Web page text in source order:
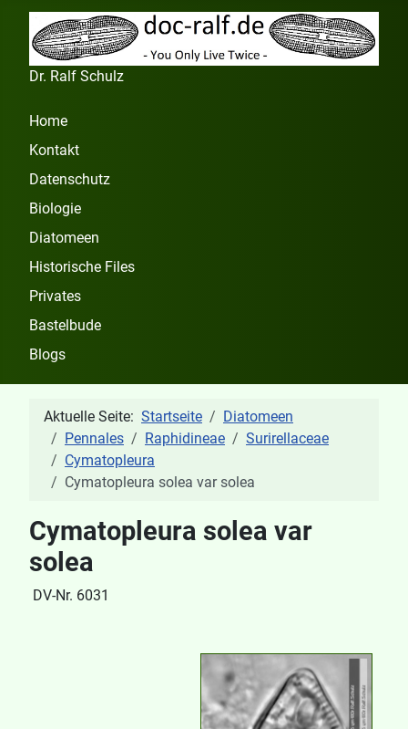
Dr. Ralf Schulz
Home
Kontakt
Datenschutz
Biologie
Diatomeen
Historische Files
Privates
Bastelbude
Blogs
Aktuelle Seite: Startseite
Diatomeen
Pennales
Raphidineae
Surirellaceae
Cymatopleura
Cymatopleura solea var solea
Cymatopleura solea var
solea
DV-Nr. 6031